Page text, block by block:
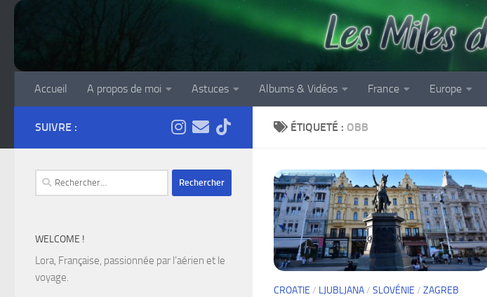
Accueil A propos de moi Astuces Albums & Vidéos France Europe
ÉTIQUETÉ : OBB
CROATIE / LJUBLJANA/ SLOVÉNIE / ZAGREB
SUIVRE :
Rechercher :
WELCOME !
Lora, Française, passionnée par l’aérien et le
voyage.